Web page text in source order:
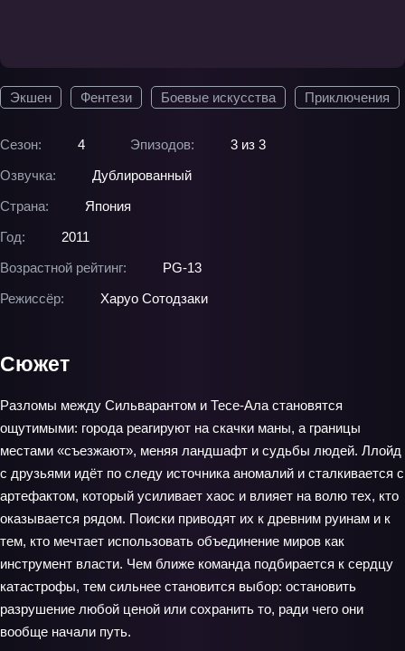
Экшен Фентези Боевые искусства Приключения
Сезон: 4 Эпизодов:
3 из 3
Озвучка:
Дублированный
Страна:
Япония
Год:
2011
Возрастной рейтинг:
PG-13
Режиссёр:
Харуо Сотодзаки
Сюжет
Разломы между Сильварантом и Тесе-Ала становятся
ощутимыми: города реагируют на скачки маны, а границы
местами «съезжают», меняя ландшафт и судьбы людей. Ллойд
с друзьями идёт по следу источника аномалий и сталкивается с
артефактом, который усиливает хаос и влияет на волю тех, кто
оказывается рядом. Поиски приводят их к древним руинам и к
тем, кто мечтает использовать объединение миров как
инструмент власти. Чем ближе команда подбирается к сердцу
катастрофы, тем сильнее становится выбор: остановить
разрушение любой ценой или сохранить то, ради чего они
вообще начали путь.